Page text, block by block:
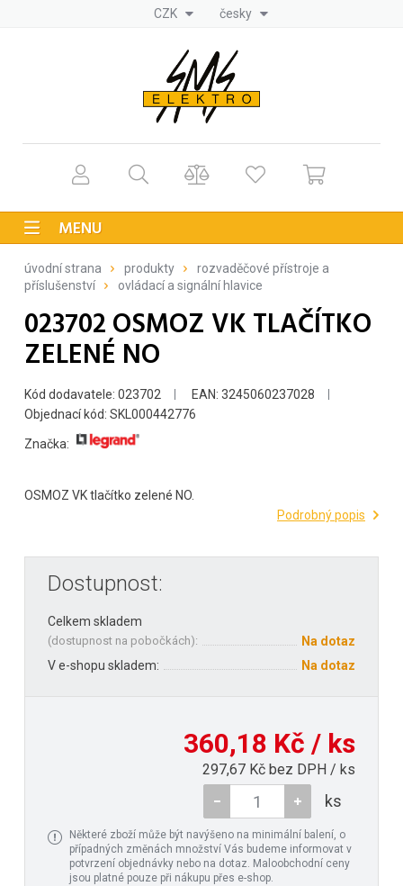
CZK česky
MENU
úvodní strana produkty
rozvaděčové přístroje a
příslušenství
ovládací a signální hlavice
023702 OSMOZ VK TLAČÍTKO
ZELENÉ NO
Kód dodavatele: 023702
EAN: 3245060237028
Objednací kód: SKL000442776
Značka:
OSMOZ VK tlačítko zelené NO.
Podrobný popis
Dostupnost:
Celkem skladem
(dostupnost na pobočkách):
Na dotaz
V e-shopu skladem:
Na dotaz
360,18 Kč / ks
297,67 Kč bez DPH / ks
ks
Některé zboží může být navýšeno na minimální balení, o
případných změnách množství Vás budeme informovat v
potvrzení objednávky nebo na dotaz. Maloobchodní ceny
jsou platné pouze při nákupu přes e-shop.